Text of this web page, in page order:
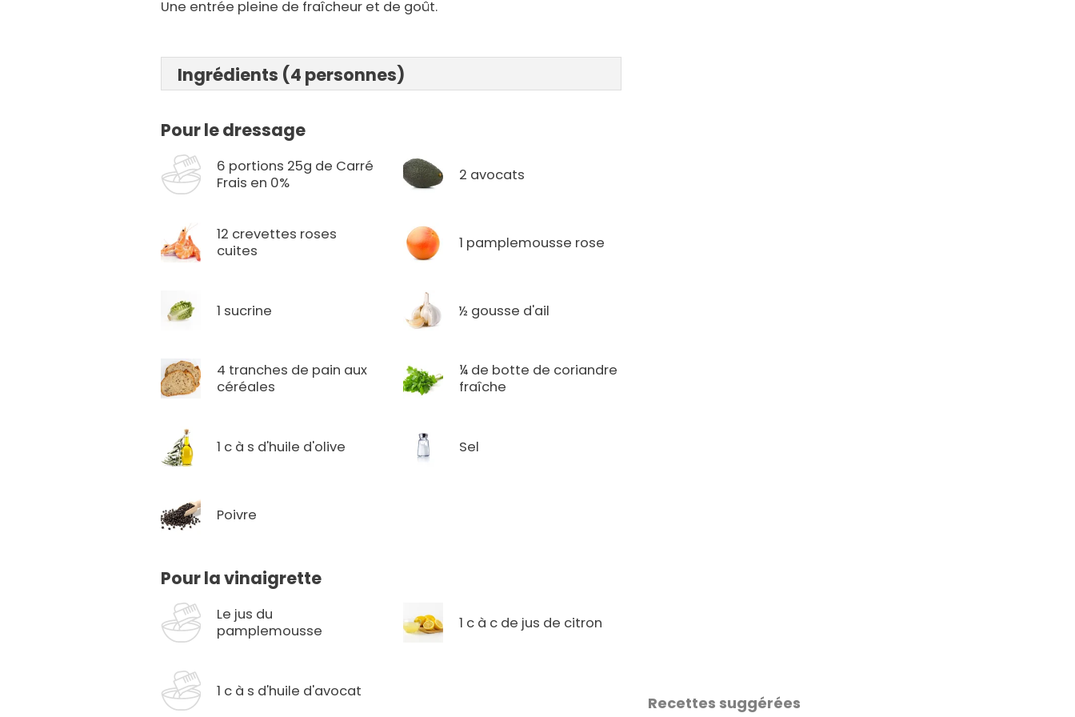
Une entrée pleine de fraîcheur et de goût.
Ingrédients (4 personnes)
Pour le dressage
6 portions 25g de Carré
Frais en 0%
2 avocats
12 crevettes roses
cuites
1 pamplemousse rose
1 sucrine ½ gousse d'ail
4 tranches de pain aux
céréales
¼ de botte de coriandre
fraîche
1 c à s d'huile d'olive Sel
Poivre
Pour la vinaigrette
Le jus du
pamplemousse
1 c à c de jus de citron
1 c à s d'huile d'avocat
Recettes suggérées